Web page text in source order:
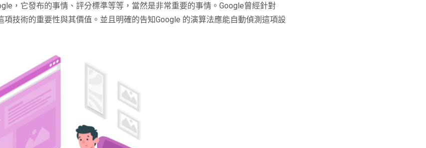
，它發布的事情、評分標準等等，當然是非常重要的事情。Google曾經針對
技術的重要性與其價值。並且明確的告知Google 的演算法應能自動偵測這項設